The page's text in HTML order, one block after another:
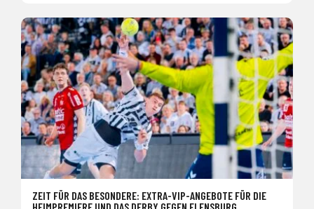
ZEIT FÜR DAS BESONDERE: EXTRA-VIP-ANGEBOTE FÜR DIE
HEIMPREMIERE UND DAS DERBY GEGEN FLENSBURG